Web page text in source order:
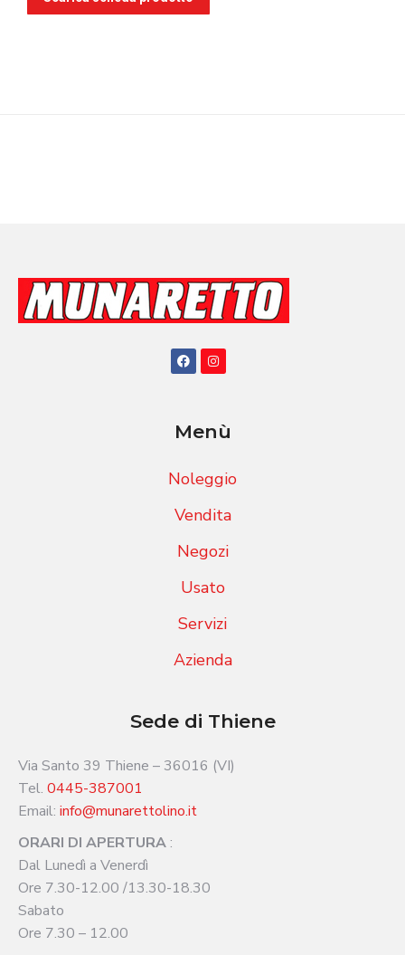
Menù
Noleggio
Vendita
Negozi
Usato
Servizi
Azienda
Sede di Thiene
Via Santo 39 Thiene – 36016 (VI)
Tel. 0445-387001
Email: info@munarettolino.it
ORARI DI APERTURA:
Dal Lunedì a Venerdì
Ore 7.30-12.00 /13.30-18.30
Sabato
Ore 7.30 – 12.00